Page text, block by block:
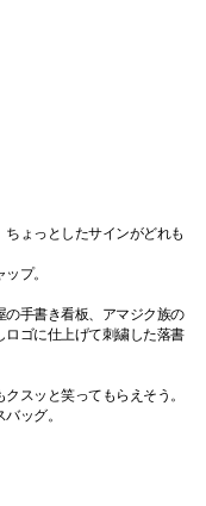
ょっとしたサインがどれも
プ。
手書き看板、アマジク族の
ゴに仕上げて刺繍した落書
スッと笑ってもらえそう。
ッグ。